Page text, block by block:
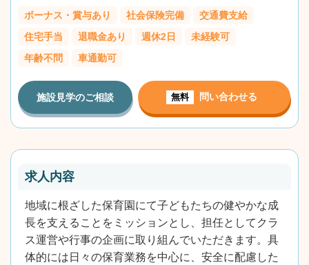
ボーナス・賞与あり 社会保険完備
交通費支給
住宅手当
退職金あり 週休2日
未経験可
年齢不問
車通勤可
施設見学のご相談 無料 問い合わせる
求人内容
地域に根ざした保育園にて子どもたちの健やかな成
長を支えることをミッションとし、担任としてクラ
ス運営や行事の企画に取り組んでいただきます。具
体的には日々の保育業務を中心に、安全に配慮した